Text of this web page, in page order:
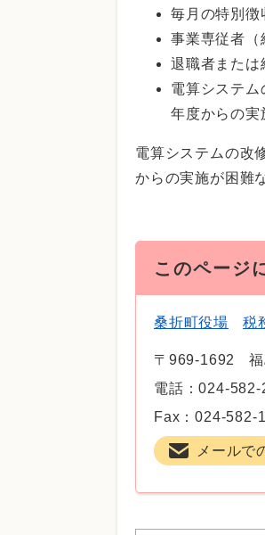
毎月の特別徴
事業専従者（
退職者または
電算システ
年度からの実
電算システムの改
からの実施が困難
このページ
桑折町役場 税
〒969-1692
電話：024-582-
Fax：024-582-
メールで